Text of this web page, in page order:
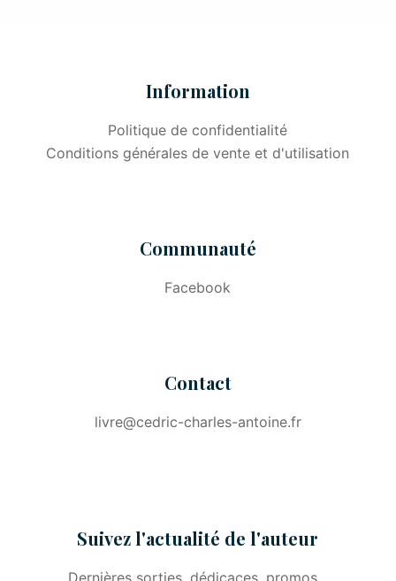
Information
Politique de confidentialité
Conditions générales de vente et d'utilisation
Communauté
Facebook
Contact
livre@cedric-charles-antoine.fr
Suivez l'actualité de l'auteur